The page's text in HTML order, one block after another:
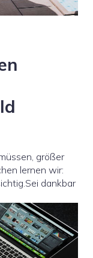
größer
lernen wir:
dankbar